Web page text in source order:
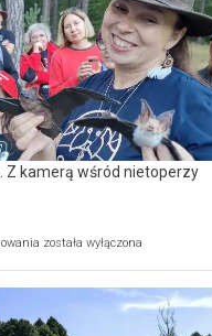
skarb
natury
[wideo]
Z kamerą wśród nietoperzy
Ekologiczne
wśród
nietoperzy
została wyłączona